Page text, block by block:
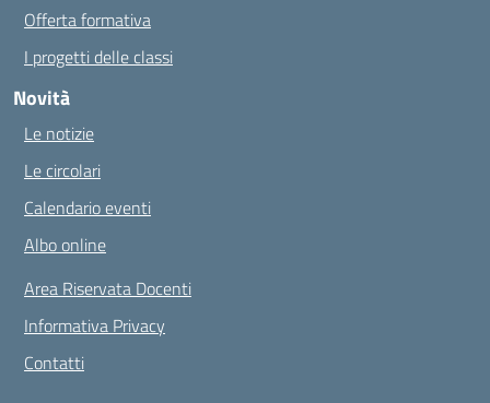
Offerta formativa
I progetti delle classi
Novità
Le notizie
Le circolari
Calendario eventi
Albo online
Area Riservata Docenti
Informativa Privacy
Contatti